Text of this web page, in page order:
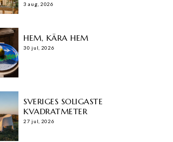
3 aug, 2026
HEM, KÄRA HEM
30 jul, 2026
SVERIGES SOLIGASTE
KVADRATMETER
27 jul, 2026